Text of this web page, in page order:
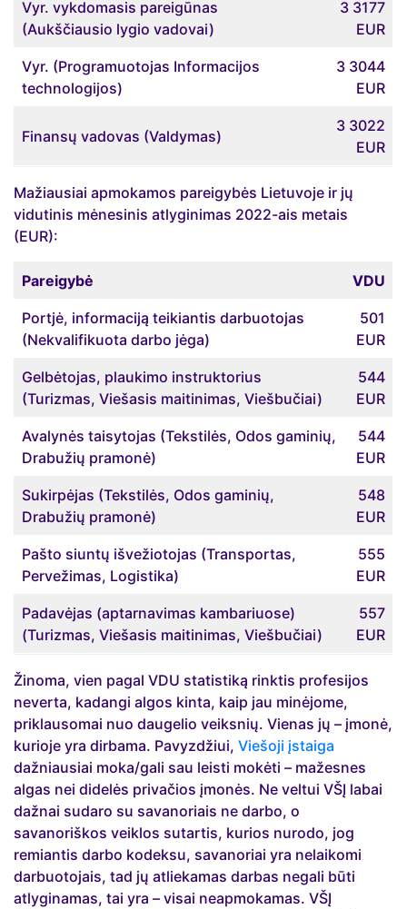
Vyr. vykdomasis pareigūnas
(Aukščiausio lygio vadovai)
3 3177
EUR
Vyr. (Programuotojas Informacijos
technologijos)
3 3044
EUR
Finansų vadovas (Valdymas)
3 3022
EUR
Mažiausiai apmokamos pareigybės Lietuvoje ir jų
vidutinis mėnesinis atlyginimas 2022-ais metais
(EUR):
Pareigybė VDU
Portjė, informaciją teikiantis darbuotojas
(Nekvalifikuota darbo jėga)
501
EUR
Gelbėtojas, plaukimo instruktorius
(Turizmas, Viešasis maitinimas, Viešbučiai)
544
EUR
Avalynės taisytojas (Tekstilės, Odos gaminių,
Drabužių pramonė)
544
EUR
Sukirpėjas (Tekstilės, Odos gaminių,
Drabužių pramonė)
548
EUR
Pašto siuntų išvežiotojas (Transportas,
Pervežimas, Logistika)
555
EUR
Padavėjas (aptarnavimas kambariuose)
(Turizmas, Viešasis maitinimas, Viešbučiai)
557
EUR
Žinoma, vien pagal VDU statistiką rinktis profesijos
neverta, kadangi algos kinta, kaip jau minėjome,
priklausomai nuo daugelio veiksnių. Vienas jų – įmonė,
kurioje yra dirbama. Pavyzdžiui, Viešoji įstaiga
dažniausiai moka/gali sau leisti mokėti – mažesnes
algas nei didelės privačios įmonės. Ne veltui VŠĮ labai
dažnai sudaro su savanoriais ne darbo, o
savanoriškos veiklos sutartis, kurios nurodo, jog
remiantis darbo kodeksu, savanoriai yra nelaikomi
darbuotojais, tad jų atliekamas darbas negali būti
atlyginamas, tai yra – visai neapmokamas. VŠĮ